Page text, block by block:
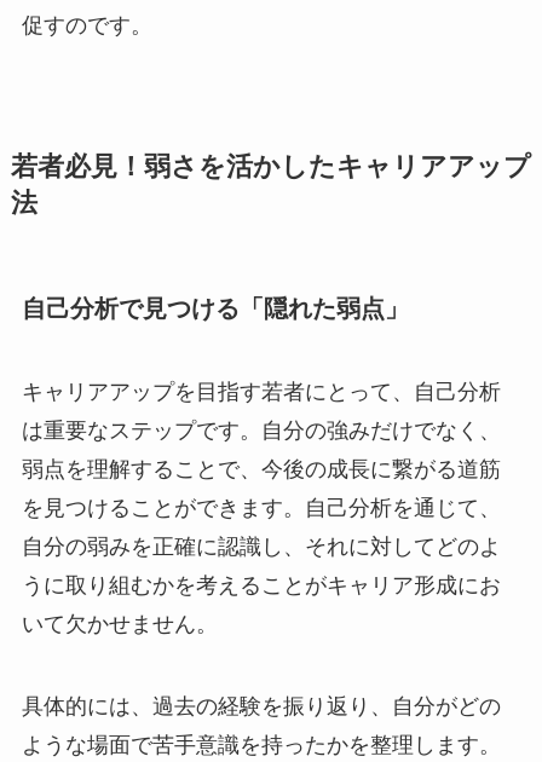
促すのです。
若者必見！弱さを活かしたキャリアアップ
法
自己分析で見つける「隠れた弱点」
キャリアアップを目指す若者にとって、自己分析
は重要なステップです。自分の強みだけでなく、
弱点を理解することで、今後の成長に繋がる道筋
を見つけることができます。自己分析を通じて、
自分の弱みを正確に認識し、それに対してどのよ
うに取り組むかを考えることがキャリア形成にお
いて欠かせません。
具体的には、過去の経験を振り返り、自分がどの
ような場面で苦手意識を持ったかを整理します。